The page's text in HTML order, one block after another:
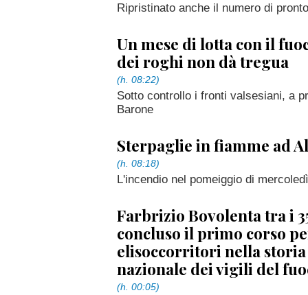
Ripristinato anche il numero di
Un mese di lotta con il
dei roghi non dà tregua
(h. 08:22)
Sotto controllo i fronti valsesiani, a
Barone
Sterpaglie in fiamme ad
(h. 08:18)
L'incendio nel pomeiggio di mercoledì
Farbrizio Bovolenta tra i
concluso il primo corso
elisoccorritori nella
nazionale dei vigili del
(h. 00:05)